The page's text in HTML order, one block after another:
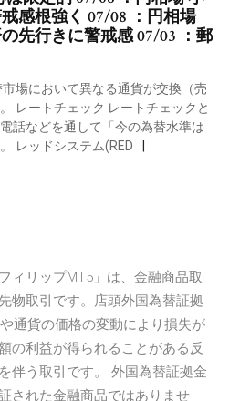
感根強く 07/08 ：円相場
先行きに警戒感 07/03 ：郵
場において異なる通貨が交換（売
レートチェック レートチェックと
話などを通して「今の為替水準は
レッドシステム(RED
ィリップMT5」は、金融商品取
物取引です。店頭外国為替証拠
通貨の価格の変動により損失が
の利益が得られることがある反
伴う取引です。 外国為替証拠金
された金融商品ではありませ